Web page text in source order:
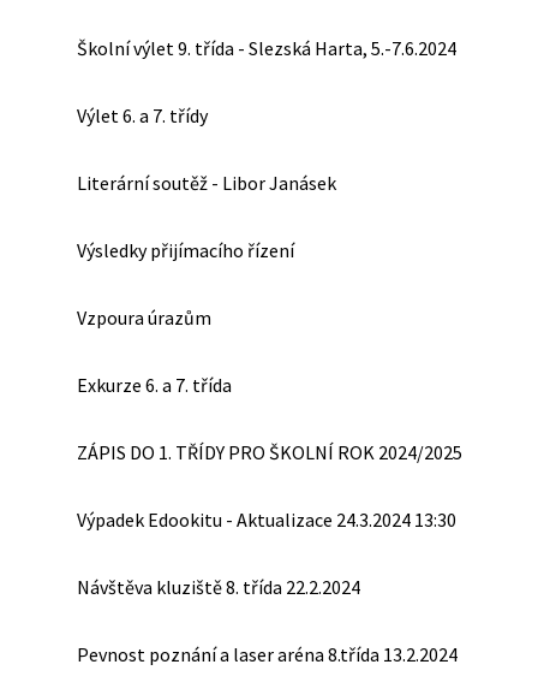
Školní výlet 9. třída - Slezská Harta, 5.-7.6.2024
Výlet 6. a 7. třídy
Literární soutěž - Libor Janásek
Výsledky přijímacího řízení
Vzpoura úrazům
Exkurze 6. a 7. třída
ZÁPIS DO 1. TŘÍDY PRO ŠKOLNÍ ROK 2024/2025
Výpadek Edookitu - Aktualizace 24.3.2024 13:30
Návštěva kluziště 8. třída 22.2.2024
Pevnost poznání a laser aréna 8.třída 13.2.2024